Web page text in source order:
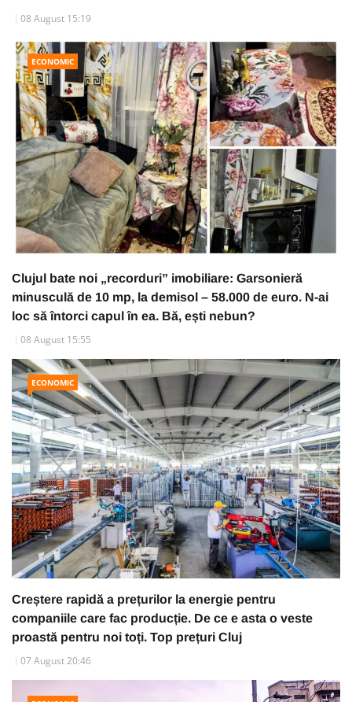
08 August 15:19
ECONOMIC
Clujul bate noi „recorduri” imobiliare: Garsonieră
minusculă de 10 mp, la demisol – 58.000 de euro. N-ai
loc să întorci capul în ea. Bă, ești nebun?
08 August 15:55
ECONOMIC
Creștere rapidă a prețurilor la energie pentru
companiile care fac producție. De ce e asta o veste
proastă pentru noi toți. Top prețuri Cluj
07 August 20:46